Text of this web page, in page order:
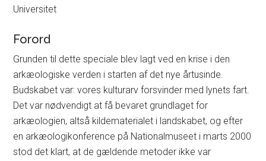
Universitet
Forord
Grunden til dette speciale blev lagt ved en krise i den
arkæologiske verden i starten af det nye årtusinde.
Budskabet var: vores kulturarv forsvinder med lynets fart.
Det var nødvendigt at få bevaret grundlaget for
arkæologien, altså kildematerialet i landskabet, og efter
en arkæologikonference på Nationalmuseet i marts 2000
stod det klart, at de gældende metoder ikke var